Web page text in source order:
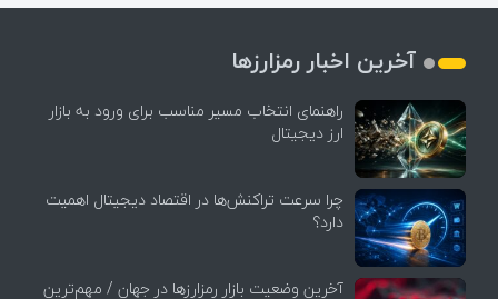
آخرین اخبار رمزارزها
راهنمای انتخاب مسیر مناسب برای ورود به بازار
ارز دیجیتال
چرا سرعت تراکنش‌ها در اقتصاد دیجیتال اهمیت
دارد؟
آخرین وضعیت بازار رمزارزها در جهان / مهم‌ترین